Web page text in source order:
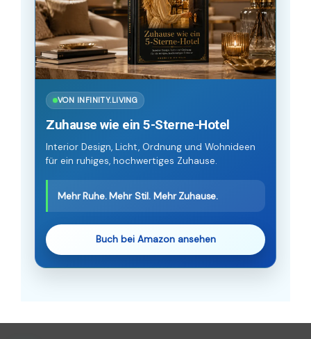
VON INFINITY.LIVING
Zuhause wie ein 5-Sterne-Hotel
Interior Design, Licht, Ordnung und Wohnideen
für ein ruhiges, hochwertiges Zuhause.
Mehr Ruhe. Mehr Stil. Mehr Zuhause.
Buch bei Amazon ansehen